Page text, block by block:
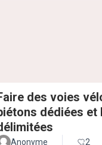
des voies
dédiées et
Anonyme 2